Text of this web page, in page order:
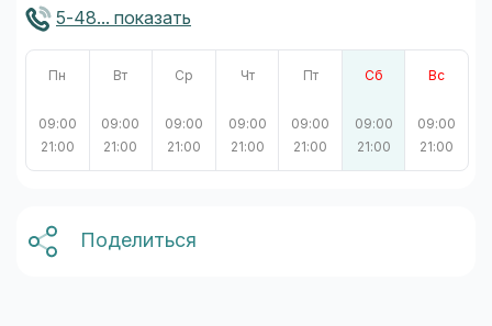
5-48... показать
Пн
09:00
21:00
Вт
09:00
21:00
Ср
09:00
21:00
Чт
09:00
21:00
Пт
09:00
21:00
Сб
09:00
21:00
Вс
09:00
21:00
Поделиться